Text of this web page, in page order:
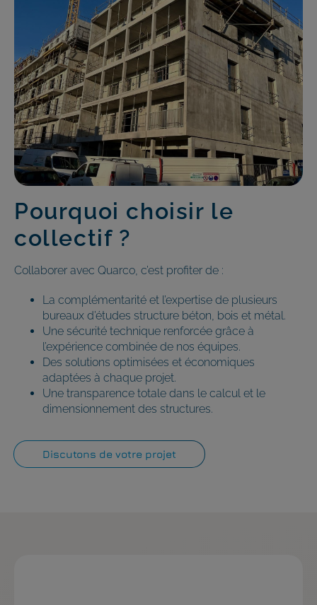
Pourquoi choisir le
collectif ?
Collaborer avec Quarco, c’est profiter de :
La complémentarité et l’expertise de plusieurs
bureaux d’études structure béton, bois et métal.
Une sécurité technique renforcée grâce à
l’expérience combinée de nos équipes.
Des solutions optimisées et économiques
adaptées à chaque projet.
Une transparence totale dans le calcul et le
dimensionnement des structures.
Discutons de votre projet